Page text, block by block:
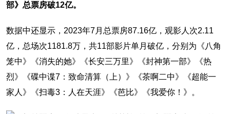
部》总票房破12亿。
数据中还显示，2023年7月总票房87.16亿，观影人次2.11
亿，总场次1181.8万，共11部影片单月破亿，分别为《八角
笼中》《消失的她》《长安三万里》《封神第一部》《热
烈》《碟中谍7：致命清算（上）》《茶啊二中》《超能一
家人》《扫毒3：人在天涯》《芭比》《我爱你！》。